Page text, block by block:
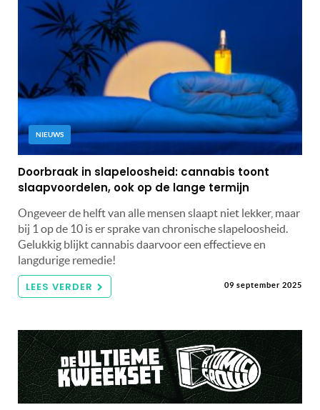
NIEUWS
Doorbraak in slapeloosheid: cannabis toont
slaapvoordelen, ook op de lange termijn
Ongeveer de helft van alle mensen slaapt niet lekker, maar
bij 1 op de 10 is er sprake van chronische slapeloosheid.
Gelukkig blijkt cannabis daarvoor een effectieve en
langdurige remedie!
LEES VERDER 09 september 2025